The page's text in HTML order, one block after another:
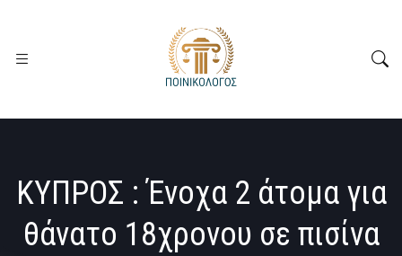
ΚΥΠΡΟΣ : Ένοχα 2 άτομα για
θάνατο 18χρονου σε πισίνα